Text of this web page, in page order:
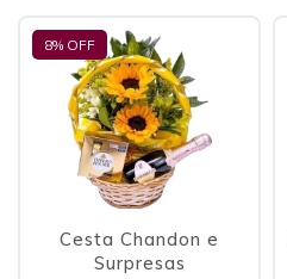
8% OFF
Cesta Chandon e
Surpresas